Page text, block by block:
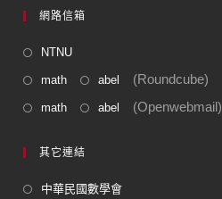
網路信箱
NTNU
math abel (Roundcube)
math abel (Openwebmail)
其它連結
中華民國數學會